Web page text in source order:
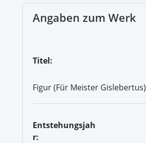
Angaben zum Werk
Titel:
Figur (Für Meister Gislebertus)
Entstehungsjah
r: